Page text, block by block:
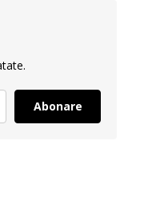
Abonare